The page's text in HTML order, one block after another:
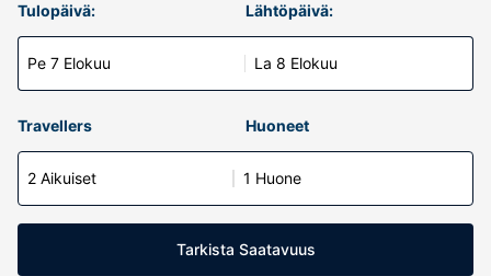
Tulopäivä:
Pe 7 Elokuu
Lähtöpäivä:
La 8 Elokuu
Travellers Huoneet
2 Aikuiset 1 Huone
Tarkista Saatavuus